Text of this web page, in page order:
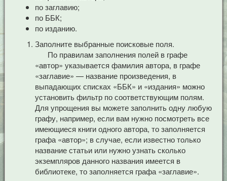
по заглавию;
по ББК;
по изданию.
Заполните выбранные поисковые поля.
По правилам заполнения полей в графе
«автор» указывается фамилия автора, в графе
«заглавие» — название произведения, в
выпадающих списках «ББК» и «издания» можно
установить фильтр по соответствующим полям.
Для упрощения вы можете заполнить одну любую
графу, например, если вам нужно посмотреть все
имеющиеся книги одного автора, то заполняется
графа «автор»; в случае, если известно только
название статьи или нужно узнать сколько
экземпляров данного названия имеется в
библиотеке, то заполняется графа «заглавие».